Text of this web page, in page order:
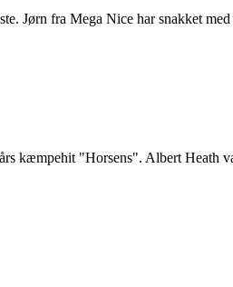
Jørn fra Mega Nice har snakket med
kæmpehit "Horsens". Albert Heath